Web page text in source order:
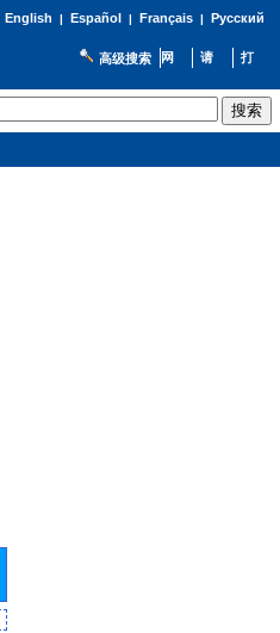
English | Español | Français| Русский
高级搜索